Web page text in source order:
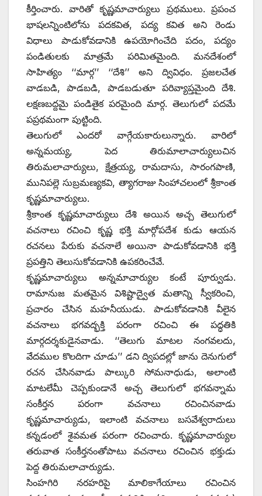
కీర్తించారు. వారితో కృష్ణమాచార్యులు ప్రథములు. ప్రపంచ
భాషలన్నింటిలోను పదకవిత, పద్య కవిత అని రెండు
విధాలు పాడుకోవడానికి ఉపయోగించేది పదం, పద్యం
పండితులకు మాత్రమే పరిమితమైంది. మనదేశంలో
సాహిత్యం ‘‘మార్గ’’ ‘‘దేశి’’ అని ద్వివిధం. ప్రజలచేత
వాడబడి, పాడబడి, పాడబడుతూ పరివ్యాప్తమైంది దేశి.
లక్షణబద్దమై పండితైక పరమైంది మార్గ. తెలుగులో పదమే
పప్రథమంగా పుట్టింది.
తెలుగులో ఎందరో వాగ్గేయకారులున్నారు. వారిలో
అన్నమయ్య, పెద తిరుమాలాచార్యులుచిన
తిరుమలాచార్యులు, క్షేత్రయ్య, రామదాసు, సారంగపాణి,
మునిపల్లె సుబ్రమణ్యకవి, త్యాగరాజు సింహాచలంలో శ్రీకాంత
కృష్ణమాచార్యులు.
శ్రీకాంత కృష్ణమాచార్యులు దేశి అయిన అచ్చ తెలుగులో
వచనాలు రచించి కృష్ణ భక్తి మార్గోపదేశ కుడు ఆయన
రచనలు పేరుకు వచనాలే అయినా పాడుకోవడానికి భక్తి
ప్రపత్తిని తెలుసుకోవడానికి ఉపకరించేవే.
కృష్ణమాచార్యులు అన్నమాచార్యుల కంటే పూర్వుడు.
రామానుజ మతమైన విశిష్టాద్వైత మతాన్ని స్వీకరించి,
ప్రచారం చేసిన మహనీయుడు. పాడుకోవడానికి వీలైన
వచనాలు భగవద్భక్తి పరంగా రచించి ఈ పద్ధతికి
మార్గదర్శకుడైనవాడు. ‘‘తెలుగు మాటల నంగవలదు,
వేదముల కొలదిగా చూడు’’ డని ద్విపదల్లో జాను దెనుగులో
రచన చేసినవాడు పాల్కురి సోమనాధుడు, అలాంటి
మాటలేమీ చెప్పకుండానే అచ్చ తెలుగులో భగవన్నామ
సంకీర్తన పరంగా వచనాలు రచించినవాడు
కృష్ణమాచార్యుడు, ఇలాంటి వచనాలు బసవేశ్వరాదులు
కన్నడంలో శైవమత పరంగా రచించారు. కృష్ణమాచార్యుల
తరువాత సంకీర్తనంతోపాటు వచనాలు రచించిన భక్తుడు
పెద్ద తిరుమలాచార్యుడు.
సింహగిరి నరహరిపై మాలికాగేయాలు రచించిన